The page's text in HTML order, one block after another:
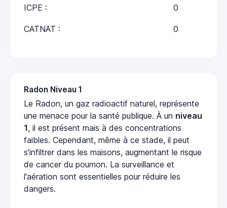
ICPE : 0
CATNAT : 0
Radon Niveau 1
Le Radon, un gaz radioactif naturel, représente
une menace pour la santé publique. À un niveau
1, il est présent mais à des concentrations
faibles. Cependant, même à ce stade, il peut
s'infiltrer dans les maisons, augmentant le risque
de cancer du poumon. La surveillance et
l'aération sont essentielles pour réduire les
dangers.